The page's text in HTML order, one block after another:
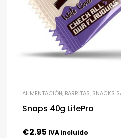
ALIMENTACIÓN, BARRITAS, SNACKS
Snaps 40g LifePro
€2.95 IVA incluido